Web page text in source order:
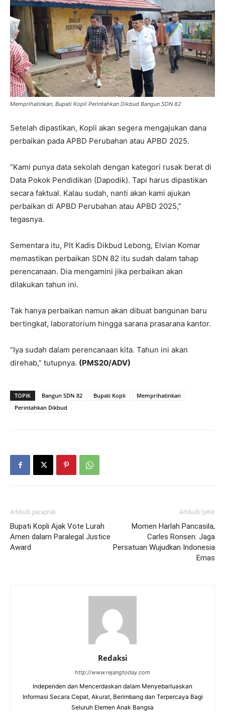
Memprihatinkan, Bupati Kopli Perintahkan Dikbud Bangun SDN 82
Setelah dipastikan, Kopli akan segera mengajukan dana
perbaikan pada APBD Perubahan atau APBD 2025.
“Kami punya data sekolah dengan kategori rusak berat di
Data Pokok Pendidikan (Dapodik). Tapi harus dipastikan
secara faktual. Kalau sudah, nanti akan kami ajukan
perbaikan di APBD Perubahan atau APBD 2025,”
tegasnya.
Sementara itu, Plt Kadis Dikbud Lebong, Elvian Komar
memastikan perbaikan SDN 82 itu sudah dalam tahap
perencanaan. Dia mengamini jika perbaikan akan
dilakukan tahun ini.
Tak hanya perbaikan namun akan dibuat bangunan baru
bertingkat, laboratorium hingga sarana prasarana kantor.
“Iya sudah dalam perencanaan kita. Tahun ini akan
direhab,” tutupnya. (PMS20/ADV)
TOPIK Bangun SDN 82 Bupati Kopli
Memprihatinkan
Perintahkan Dikbud
Artikulli paraprak
Bupati Kopli Ajak Vote Lurah
Amen dalam Paralegal Justice
Award
Artikulli tjetër
Momen Harlah Pancasila,
Carles Ronsen: Jaga
Persatuan Wujudkan Indonesia
Emas
Redaksi
http://www.rejangtoday.com
Independen dan Mencerdaskan dalam Menyebarluaskan
Informasi Secara Cepat, Akurat, Berimbang dan Terpercaya Bagi
Seluruh Elemen Anak Bangsa